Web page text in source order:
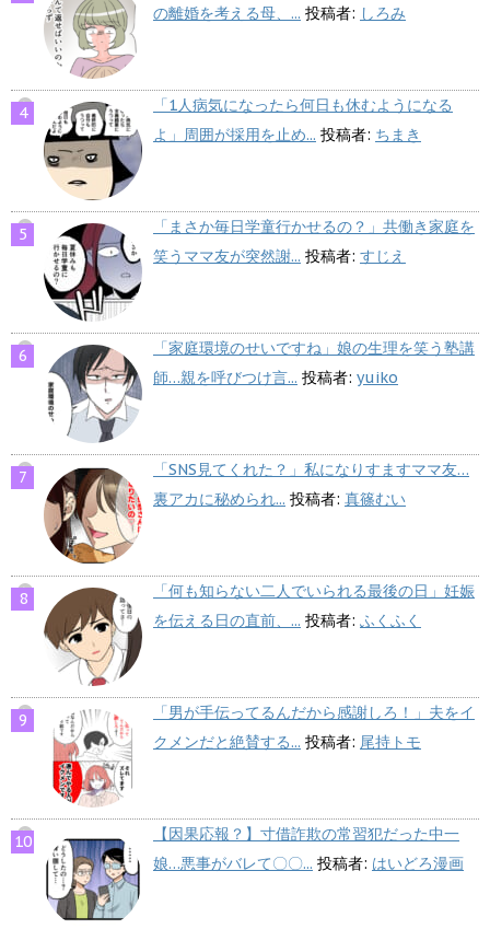
の離婚を考える母、... 投稿者: しろみ
「1人病気になったら何日も休むようになる
よ」周囲が採用を止め... 投稿者: ちまき
「まさか毎日学童行かせるの？」共働き家庭を
笑うママ友が突然謝... 投稿者: すじえ
「家庭環境のせいですね」娘の生理を笑う塾講
師…親を呼びつけ言... 投稿者: yuiko
「SNS見てくれた？」私になりすますママ友…
裏アカに秘められ... 投稿者: 真篠むい
「何も知らない二人でいられる最後の日」妊娠
を伝える日の直前、... 投稿者: ふくふく
「男が手伝ってるんだから感謝しろ！」夫をイ
クメンだと絶賛する... 投稿者: 尾持トモ
【因果応報？】寸借詐欺の常習犯だった中一
娘…悪事がバレて〇〇... 投稿者: はいどろ漫画